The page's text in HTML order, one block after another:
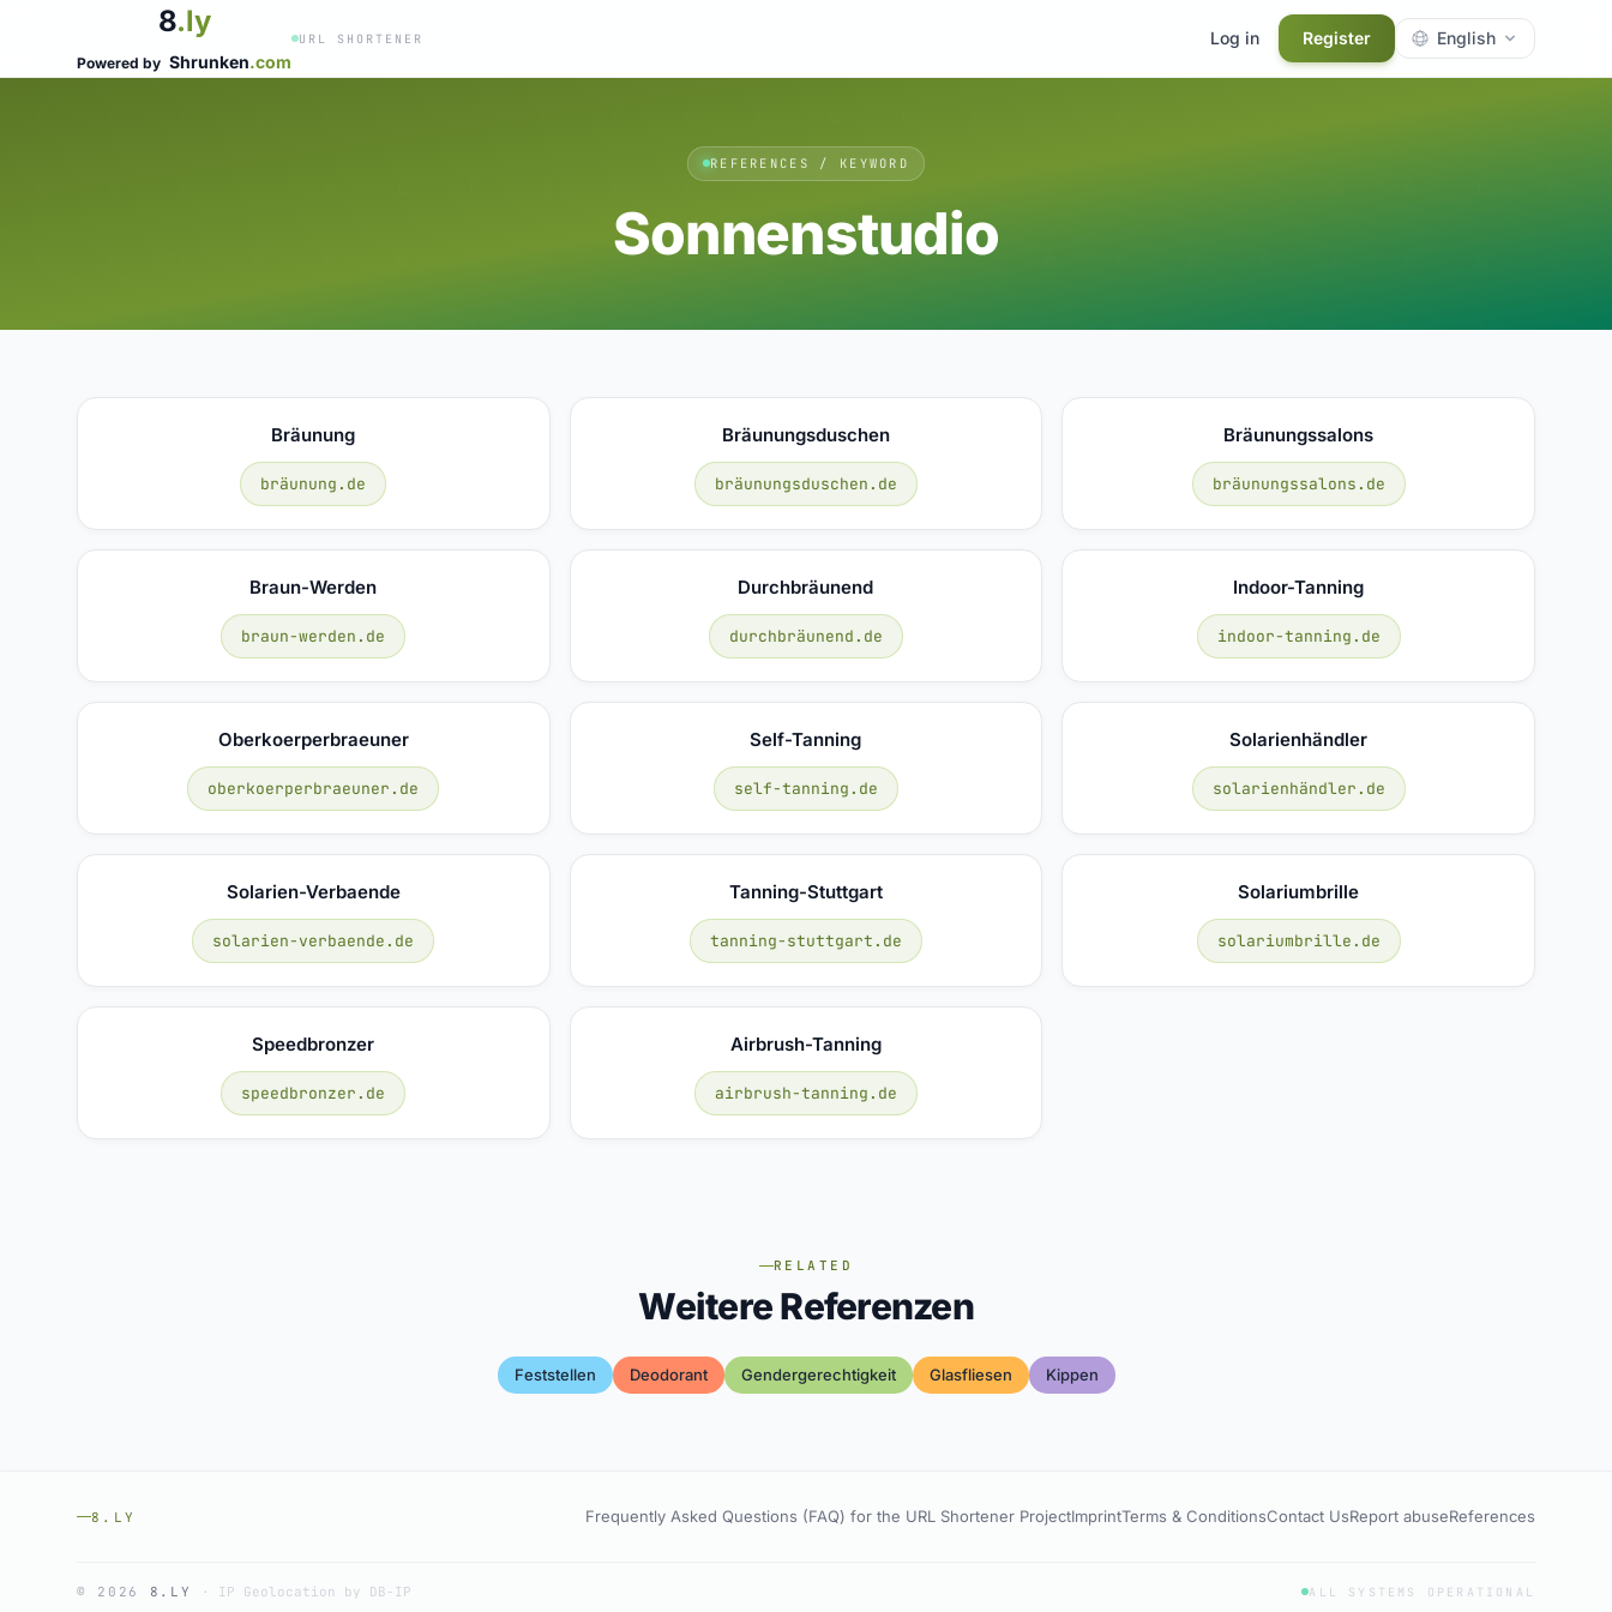
8.ly
Powered by Shrunken.com
URL SHORTENER Log in Register English
REFERENCES / KEYWORD
Sonnenstudio
Bräunung
bräunung.de
Bräunungsduschen
bräunungsduschen.de
Bräunungssalons
bräunungssalons.de
Braun-Werden
braun-werden.de
Durchbräunend
durchbräunend.de
Indoor-Tanning
indoor-tanning.de
Oberkoerperbraeuner
oberkoerperbraeuner.de
Self-Tanning
self-tanning.de
Solarienhändler
solarienhändler.de
Solarien-Verbaende
solarien-verbaende.de
Tanning-Stuttgart
tanning-stuttgart.de
Solariumbrille
solariumbrille.de
Speedbronzer
speedbronzer.de
Airbrush-Tanning
airbrush-tanning.de
RELATED
Weitere Referenzen
Feststellen Deodorant Gendergerechtigkeit Glasfliesen Kippen
8.LY Frequently Asked Questions (FAQ) for the URL Shortener ProjectImprintTerms & ConditionsContact UsReport abuseReferences
© 2026 8.LY · IP Geolocation by DB-IP ALL SYSTEMS OPERATIONAL